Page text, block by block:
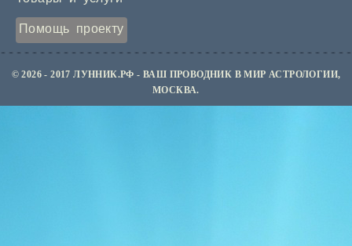
Помощь проекту
© 2026 - 2017 ЛУННИК.РФ - ВАШ ПРОВОДНИК В МИР АСТРОЛОГИИ,
МОСКВА.